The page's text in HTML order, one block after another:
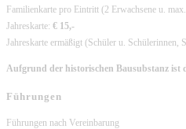
Familienkarte pro Eintritt (2 Erwachsene u.
Jahreskarte: € 15,-
Jahreskarte ermäßigt (Schüler u. Schülerinnen,
Aufgrund der historischen Bausubstanz ist
Führungen
Führungen nach Vereinbarung